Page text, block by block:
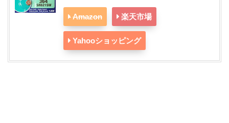
Amazon 楽天市場
Yahooショッピング